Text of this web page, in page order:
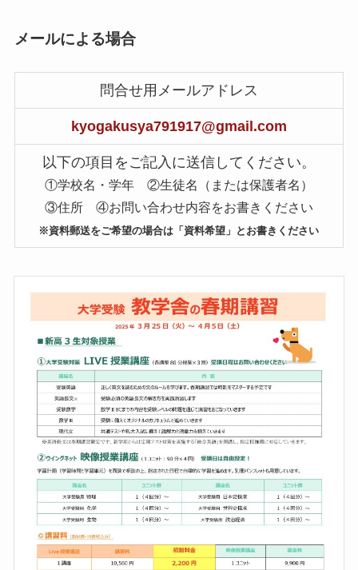
メールによる場合
問合せ用メールアドレス
kyogakusya791917@gmail.com
以下の項目をご記入に送信してください。
①学校名・学年 ②生徒名（または保護者名）
③住所 ④お問い合わせ内容をお書きください
※資料郵送をご希望の場合は「資料希望」とお書きください